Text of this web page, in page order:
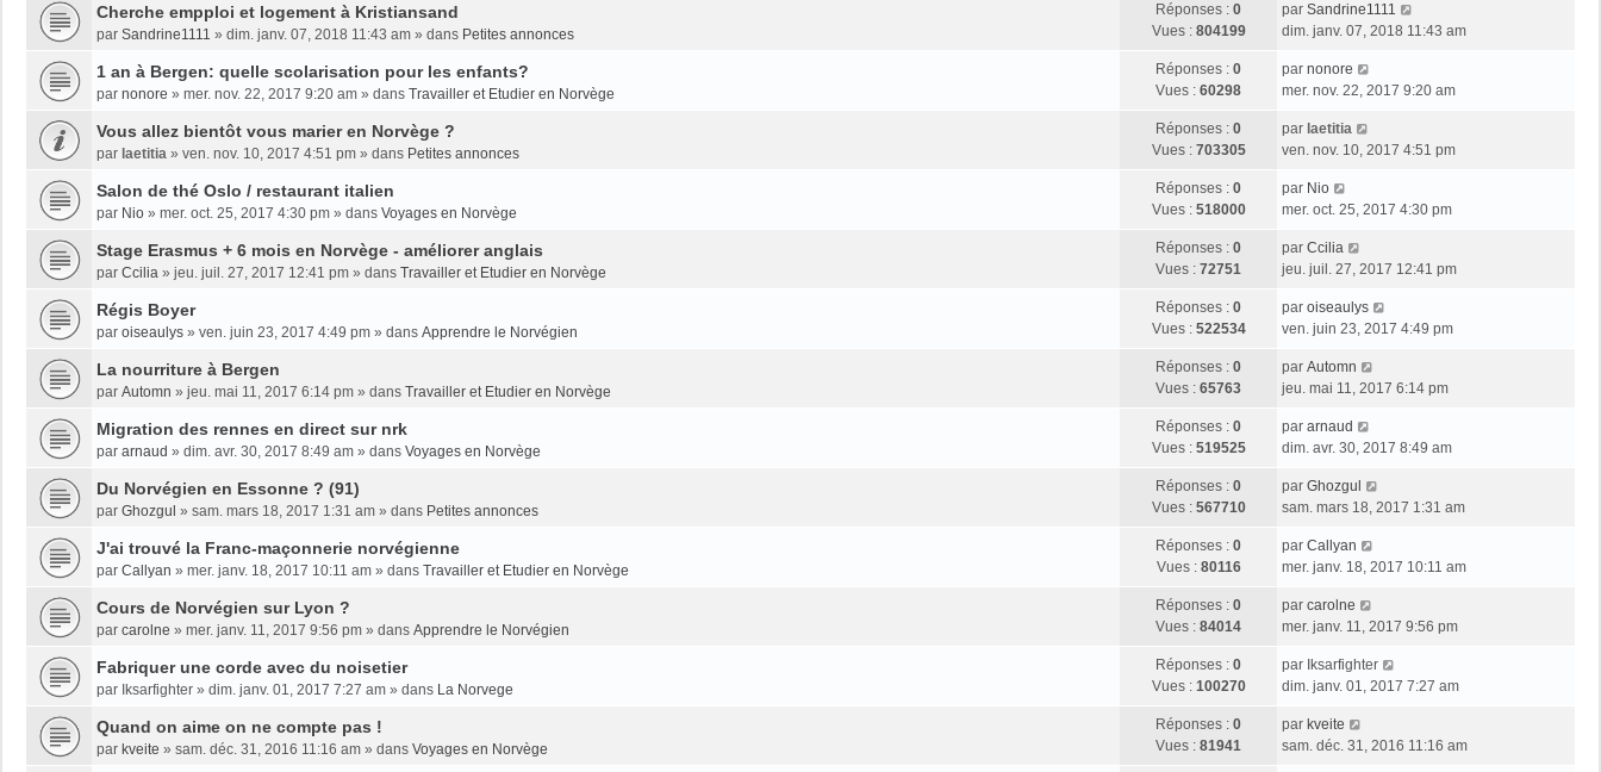
Cherche empploi et logement à Kristiansand
par Sandrine1111 » dim. janv. 07, 2018 11:43 am » dans Petites annonces
Réponses : 0
Vues : 804199
par Sandrine1111
dim. janv. 07, 2018 11:43 am
1 an à Bergen: quelle scolarisation pour les enfants?
par nonore » mer. nov. 22, 2017 9:20 am » dans Travailler et Etudier en Norvège
Réponses : 0
Vues : 60298
par nonore
mer. nov. 22, 2017 9:20 am
Vous allez bientôt vous marier en Norvège ?
par laetitia » ven. nov. 10, 2017 4:51 pm » dans Petites annonces
Réponses : 0
Vues : 703305
par laetitia
ven. nov. 10, 2017 4:51 pm
Salon de thé Oslo / restaurant italien
par Nio » mer. oct. 25, 2017 4:30 pm » dans Voyages en Norvège
Réponses : 0
Vues : 518000
par Nio
mer. oct. 25, 2017 4:30 pm
Stage Erasmus + 6 mois en Norvège - améliorer anglais
par Ccilia » jeu. juil. 27, 2017 12:41 pm » dans Travailler et Etudier en Norvège
Réponses : 0
Vues : 72751
par Ccilia
jeu. juil. 27, 2017 12:41 pm
Régis Boyer
par oiseaulys » ven. juin 23, 2017 4:49 pm » dans Apprendre le Norvégien
Réponses : 0
Vues : 522534
par oiseaulys
ven. juin 23, 2017 4:49 pm
La nourriture à Bergen
par Automn » jeu. mai 11, 2017 6:14 pm » dans Travailler et Etudier en Norvège
Réponses : 0
Vues : 65763
par Automn
jeu. mai 11, 2017 6:14 pm
Migration des rennes en direct sur nrk
par arnaud » dim. avr. 30, 2017 8:49 am » dans Voyages en Norvège
Réponses : 0
Vues : 519525
par arnaud
dim. avr. 30, 2017 8:49 am
Du Norvégien en Essonne ? (91)
par Ghozgul » sam. mars 18, 2017 1:31 am » dans Petites annonces
Réponses : 0
Vues : 567710
par Ghozgul
sam. mars 18, 2017 1:31 am
J'ai trouvé la Franc-maçonnerie norvégienne
par Callyan » mer. janv. 18, 2017 10:11 am » dans Travailler et Etudier en Norvège
Réponses : 0
Vues : 80116
par Callyan
mer. janv. 18, 2017 10:11 am
Cours de Norvégien sur Lyon ?
par carolne » mer. janv. 11, 2017 9:56 pm » dans Apprendre le Norvégien
Réponses : 0
Vues : 84014
par carolne
mer. janv. 11, 2017 9:56 pm
Fabriquer une corde avec du noisetier
par Iksarfighter » dim. janv. 01, 2017 7:27 am » dans La Norvege
Réponses : 0
Vues : 100270
par Iksarfighter
dim. janv. 01, 2017 7:27 am
Quand on aime on ne compte pas !
par kveite » sam. déc. 31, 2016 11:16 am » dans Voyages en Norvège
Réponses : 0
Vues : 81941
par kveite
sam. déc. 31, 2016 11:16 am